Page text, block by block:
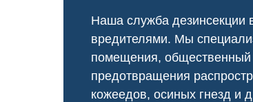
Наша служба дезинсекции
вредителями. Мы
помещения, общественный
предотвращения
кожеедов, осиных гнезд и